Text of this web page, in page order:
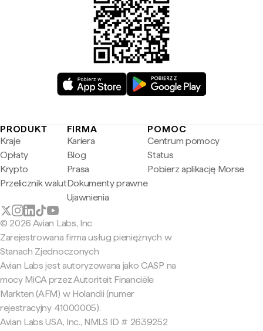
PRODUKT
Kraje
Opłaty
Krypto
Przelicznik walut
FIRMA
Kariera
Blog
Prasa
Dokumenty prawne
Ujawnienia
POMOC
Centrum pomocy
Status
Pobierz aplikację Morse
© 2026 Avian Labs, Inc
Zarejestrowana firma usług pieniężnych w
Stanach Zjednoczonych
Avian Labs jest autoryzowana jako CASP na
mocy MiCA przez Autoriteit Financiële
Markten (AFM) w Holandii (numer
rejestracyjny 41000005).
Avian Labs USA, Inc., NMLS ID # 2639252